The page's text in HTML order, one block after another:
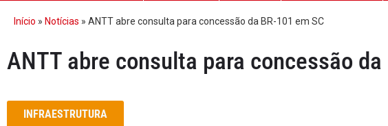
Início » Notícias » ANTT abre consulta para concessão da BR-101 em SC
ANTT abre consulta para concessão da
INFRAESTRUTURA